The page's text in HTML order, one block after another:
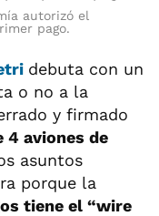
autorizó el
pago.
debuta con un
o no a la
y firmado
4 aviones de
asuntos
porque la
tiene el “wire